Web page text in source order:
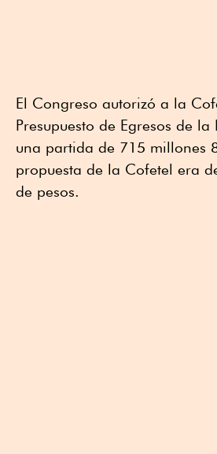
El Congreso autorizó a la
Presupuesto de Egresos de
una partida de 715 millones
propuesta de la Cofetel era
de pesos.